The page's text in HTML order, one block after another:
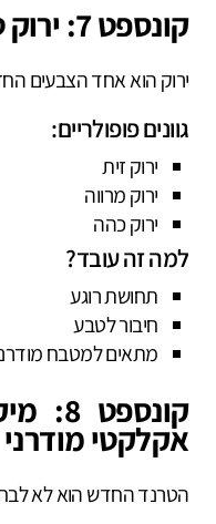
קונספט 7: ירוק טבעי – חזרה לאיזון
ירוק הוא אחד הצבעים החזקים ב־2026
גוונים פופולריים:
ירוק זית
ירוק מרווה
ירוק כהה
למה זה עובד?
תחושת רוגע
חיבור לטבע
מתאים למטבח
אקלקטי מודרני
הטרנד החדש הוא לא